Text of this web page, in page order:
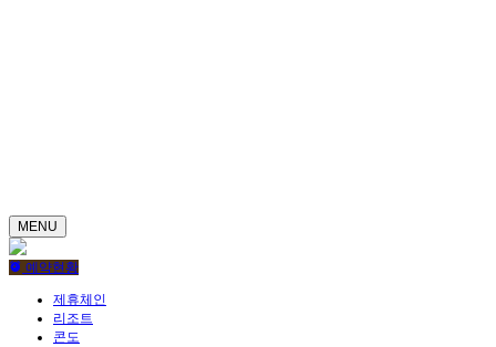
MENU
예약현황
제휴체인
리조트
콘도